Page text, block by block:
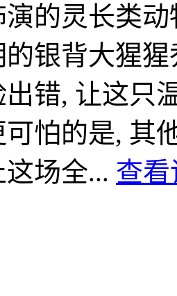
演的灵长类
银背大猩
错, 让这只
怕的是, 其
场全... 查看